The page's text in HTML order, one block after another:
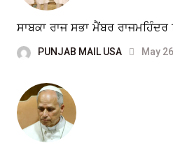
ਸਾਬਕਾ ਰਾਜ ਸਭਾ ਮੈਂਬਰ ਰਾਜਮਹਿੰਦਰ
PUNJAB MAIL USA May